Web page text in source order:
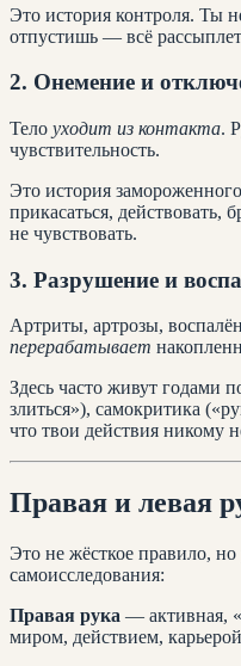
Это история контроля. Ты
отпустишь — всё
2. Онемение и
Тело уходит из контакта.
чувствительность.
Это история
прикасаться, действовать,
не чувствовать.
3. Разрушение и
Артриты, артрозы,
перерабатывает
Здесь часто живут годами
злиться»), самокритика
что твои действия никому
Правая и левая
Это не жёсткое правило, но
самоисследования:
Правая рука — активная,
миром, действием,